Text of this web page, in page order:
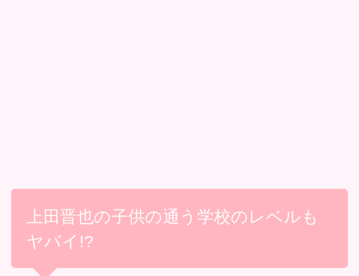
上田晋也の子供の通う学校のレベルも
ヤバイ!?